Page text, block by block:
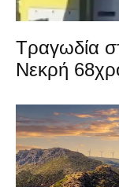
Τραγωδία
Νεκρή